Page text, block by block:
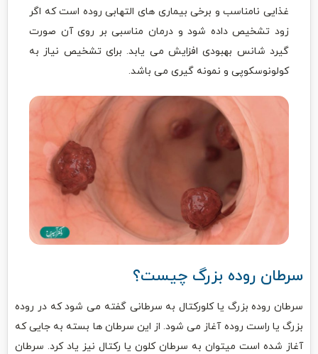
غذایی نامناسب و برخی بیماری های التهابی روده است که اگر
زود تشخیص داده شود و درمان مناسبی بر روی آن صورت
گیرد شانس بهبودی افزایش می یابد. برای تشخیص نیاز به
کولونوسکوپی و نمونه گیری می باشد.
سرطان روده بزرگ چیست؟
سرطان روده بزرگ یا کلورکتال به سرطانی گفته می شود که در روده
بزرگ یا راست روده آغاز می شود. از این سرطان ها بسته به جایی که
آغاز شده است میتوان به سرطان کلون یا رکتال نیز یاد کرد. سرطان